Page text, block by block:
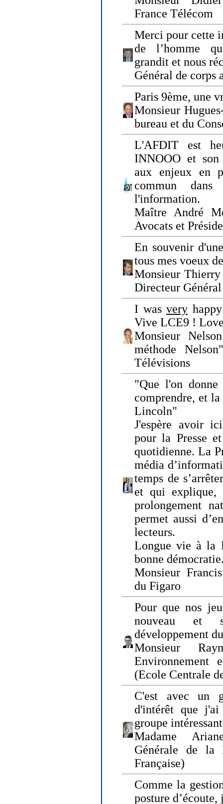
France Télécom
Merci pour cette
de l’homme
grandit et nous
Général de corps
Paris 9ème, une
Monsieur
bureau et du
L'AFDIT est
INNOOO et
aux enjeux en
commun
l'information.
Maître André
Avocats et
En souvenir
tous mes voeux
Monsieur
Directeur
I was very
Vive LCE9 !
Monsieur
méthode
Télévisions
"Que l'on
comprendre, et
Lincoln"
J'espère avoir
pour la Presse
quotidienne. La
média
temps de
et qui explique,
prolongement
permet aussi
lecteurs.
Longue vie à la
bonne
Monsieur
du Figaro
Pour que nos
nouveau et
développement
Monsieur
Environnement
(Ecole Centrale
C'est avec un
d'intérêt que
groupe
Madame
Générale de la
Française)
Comme la
posture